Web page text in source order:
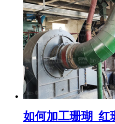
如何加工珊瑚_红